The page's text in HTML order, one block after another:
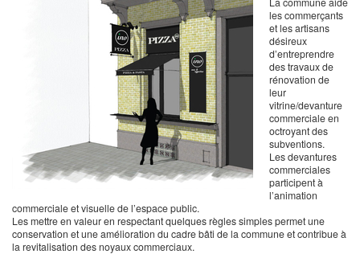
les commerçants
et les artisans
désireux
d’entreprendre
des travaux de
rénovation de
leur
vitrine/devanture
commerciale en
octroyant des
subventions.
Les devantures
commerciales
participent à
l’animation
commerciale et visuelle de l’espace public.
Les mettre en valeur en respectant quelques règles simples permet une
conservation et une amélioration du cadre bâti de la commune et contribue à
la revitalisation des noyaux commerciaux.